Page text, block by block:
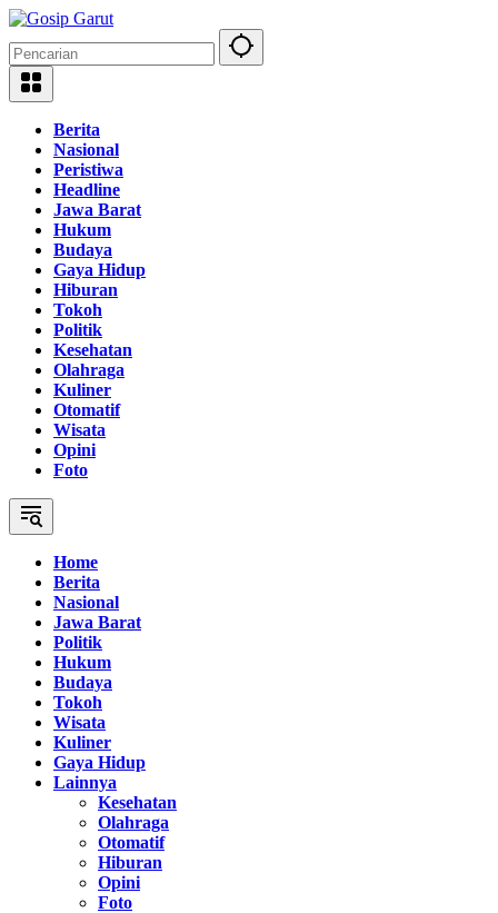
Langsung
konten
Berita
Nasional
Peristiwa
Headline
Jawa Barat
Hukum
Budaya
Gaya Hidup
Hiburan
Tokoh
Politik
Kesehatan
Olahraga
Kuliner
Otomatif
Wisata
Opini
Foto
Home
Berita
Nasional
Jawa Barat
Politik
Hukum
Budaya
Tokoh
Wisata
Kuliner
Gaya Hidup
Lainnya
Kesehatan
Olahraga
Otomatif
Hiburan
Opini
Foto